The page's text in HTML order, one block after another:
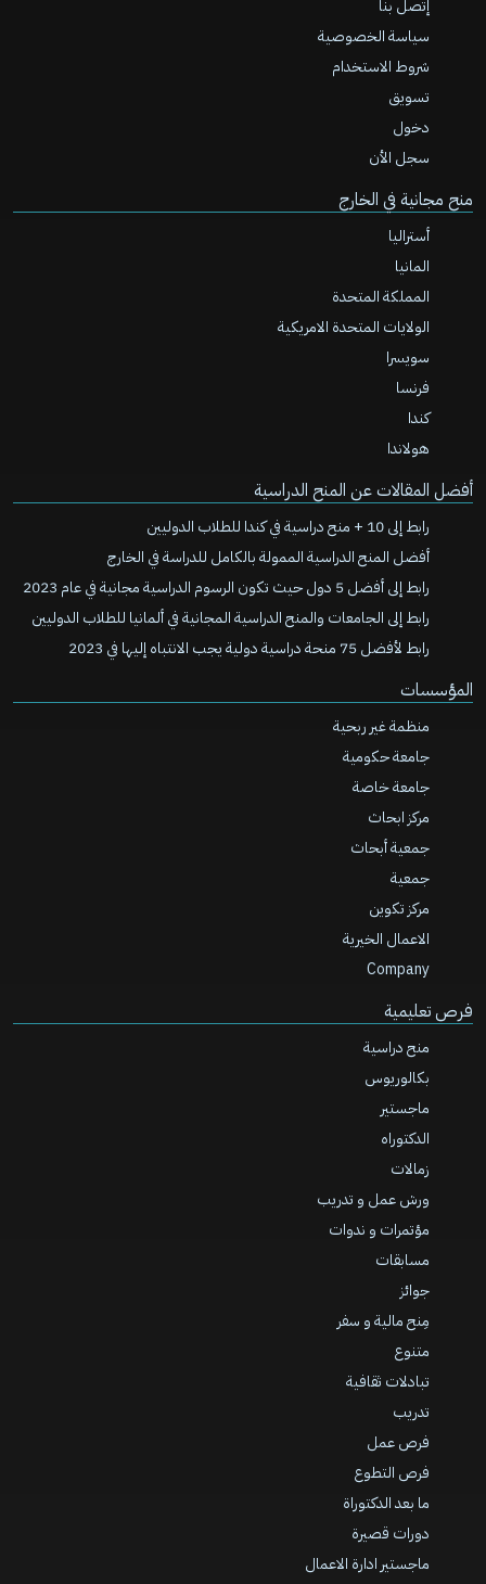
إتصل بنا
سياسة الخصوصية
شروط الاستخدام
تسويق
دخول
سجل الأن
منح مجانية في الخارج
أستراليا
المانيا
المملكة المتحدة
الولايات المتحدة الامريكية
سويسرا
فرنسا
كندا
هولاندا
أفضل المقالات عن المنح الدراسية
رابط إلى 10 + منح دراسية في كندا للطلاب الدوليين
أفضل المنح الدراسية الممولة بالكامل للدراسة في الخارج
رابط إلى أفضل 5 دول حيث تكون الرسوم الدراسية مجانية في عام 2023
رابط إلى الجامعات والمنح الدراسية المجانية في ألمانيا للطلاب الدوليين
رابط لأفضل 75 منحة دراسية دولية يجب الانتباه إليها في 2023
المؤسسات
منظمة غير ربحية
جامعة حكومية
جامعة خاصة
مركز ابحاث
جمعية أبحاث
جمعية
مركز تكوين
الاعمال الخيرية
Company
فرص تعليمية
منح دراسية
بكالوريوس
ماجستير
الدكتوراه
زمالات
ورش عمل و تدريب
مؤتمرات و ندوات
مسابقات
جوائز
مِنح مالية و سفر
متنوع
تبادلات ثقافية
تدريب
فرص عمل
فرص التطوع
ما بعد الدكتوراة
دورات قصيرة
ماجستير ادارة الاعمال